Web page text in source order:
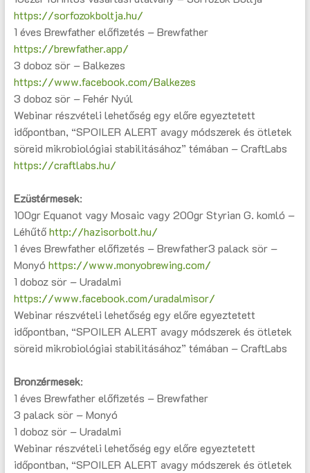
https://sorfozokboltja.hu/
1 éves Brewfather előfizetés – Brewfather
https://brewfather.app/
3 doboz sör – Balkezes
https://www.facebook.com/Balkezes
3 doboz sör – Fehér Nyúl
Webinar részvételi lehetőség egy előre egyeztetett
időpontban, “SPOILER ALERT avagy módszerek és ötletek
söreid mikrobiológiai stabilitásához” témában – CraftLabs
https://craftlabs.hu/
Ezüstérmesek:
100gr Equanot vagy Mosaic vagy 200gr Styrian G. komló –
Léhűtőhttp://hazisorbolt.hu/
1 éves Brewfather előfizetés – Brewfather3 palack sör –
Monyó https://www.monyobrewing.com/
1 doboz sör – Uradalmi
https://www.facebook.com/uradalmisor/
Webinar részvételi lehetőség egy előre egyeztetett
időpontban, “SPOILER ALERT avagy módszerek és ötletek
söreid mikrobiológiai stabilitásához” témában – CraftLabs
Bronzérmesek:
1 éves Brewfather előfizetés – Brewfather
3 palack sör – Monyó
1 doboz sör – Uradalmi
Webinar részvételi lehetőség egy előre egyeztetett
időpontban, “SPOILER ALERT avagy módszerek és ötletek